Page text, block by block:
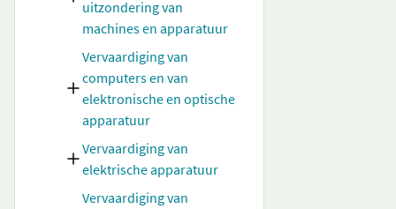
uitzondering van
machines en apparatuur
Vervaardiging van
computers en van
elektronische en optische
apparatuur
Vervaardiging van
elektrische apparatuur
Vervaardiging van